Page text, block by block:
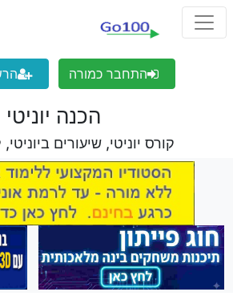
התחבר כמורה
הכנה יוניטי
קורס יוניטי, שיעורים ביוניטי,